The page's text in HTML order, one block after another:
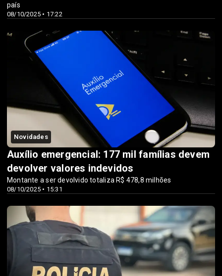
08/10/2025 • 17:22
país
Novidades
08/10/2025 • 15:31
Auxílio emergencial: 177 mil famílias devem
devolver valores indevidos
Montante a ser devolvido totaliza R$ 478,8 milhões